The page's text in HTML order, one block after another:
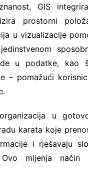
GIS
prostorni
u vizualizacije
u podatke, kao
– pomažući
u
karata koje
i rješavaju
mijenja